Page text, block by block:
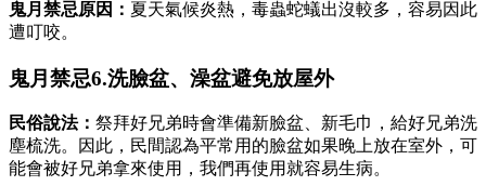
鬼月禁忌原因： 夏天氣候炎熱，毒蟲蛇蟻出沒較多，容易因此
遭叮咬。
鬼月禁忌6.洗臉盆、澡盆避免放屋外
民俗說法： 祭拜好兄弟時會準備新臉盆、新毛巾，給好兄弟洗
塵梳洗。因此，民間認為平常用的臉盆如果晚上放在室外，可
能會被好兄弟拿來使用，我們再使用就容易生病。